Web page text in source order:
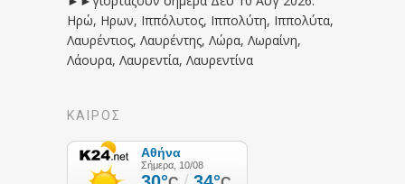
Ηρώ, Ηρων, Ιππόλυτος, Ιππολύτη, Ιππολύτα,
Λαυρέντιος, Λαυρέντης, Λώρα, Λωραίνη,
Λάουρα, Λαυρεντία, Λαυρεντίνα
ΚΑΙΡΟΣ